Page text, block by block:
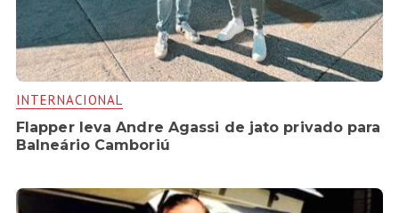
INTERNACIONAL
Flapper leva Andre Agassi de jato privado para
Balneário Camboriú